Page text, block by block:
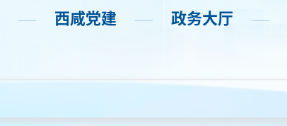
—— 西咸党建 —— 政务大厅 ——